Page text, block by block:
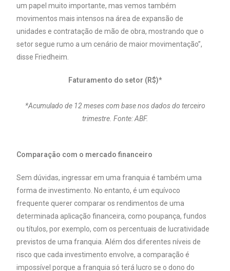
um papel muito importante, mas vemos também
movimentos mais intensos na área de expansão de
unidades e contratação de mão de obra, mostrando que o
setor segue rumo a um cenário de maior movimentação”,
disse Friedheim.
Faturamento do setor (R$)*
*Acumulado de 12 meses com base nos dados do terceiro
trimestre. Fonte: ABF.
Comparação com o mercado financeiro
Sem dúvidas, ingressar em uma franquia é também uma
forma de investimento. No entanto, é um equívoco
frequente querer comparar os rendimentos de uma
determinada aplicação financeira, como poupança, fundos
ou títulos, por exemplo, com os percentuais de lucratividade
previstos de uma franquia. Além dos diferentes níveis de
risco que cada investimento envolve, a comparação é
impossível porque a franquia só terá lucro se o dono do